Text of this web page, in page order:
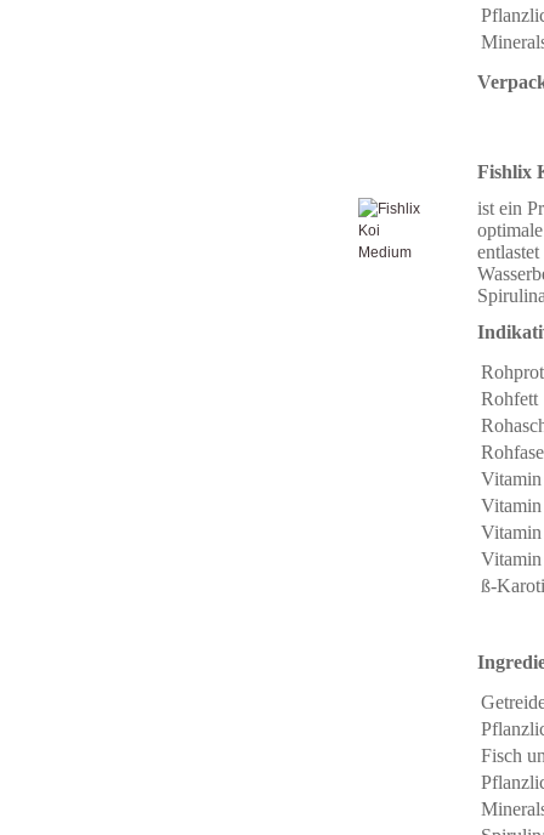
Fishlix
ist ein
Rohfett
ß-
Fisch